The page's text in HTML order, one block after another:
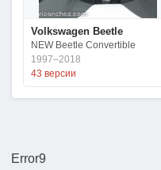
Error9
Volkswagen Beetle
NEW Beetle Convertible
1997–2018
43 версии